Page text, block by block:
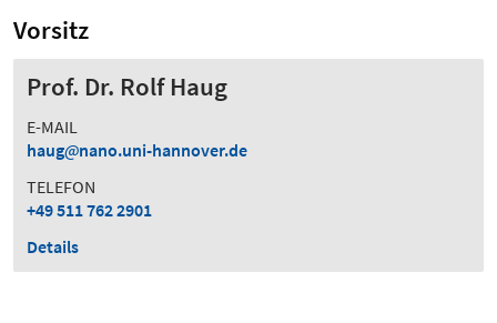
Vorsitz
Prof. Dr. Rolf Haug
E-MAIL
haug
nano.uni-hannover.de
TELEFON
+49 511 762 2901
Details